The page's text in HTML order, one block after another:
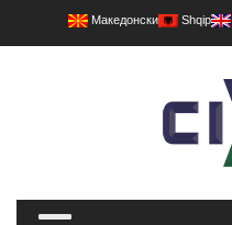
Македонски Shqip